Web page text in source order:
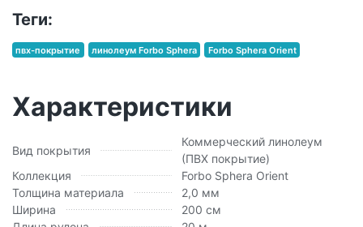
Теги:
пвх-покрытие линолеум Forbo Sphera Forbo Sphera Orient
Характеристики
Вид покрытия
Коммерческий линолеум
(ПВХ покрытие)
Коллекция
Forbo Sphera Orient
Толщина материала
2,0 мм
Ширина
200 см